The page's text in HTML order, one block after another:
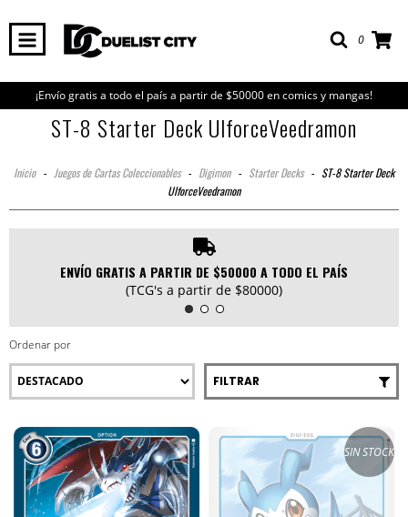
0
¡Envío gratis a todo el país a partir de $50000 en comics y mangas!
ST-8 Starter Deck UlforceVeedramon
Inicio - Juegos de Cartas Coleccionables - Digimon - Starter Decks - ST-8 Starter Deck
UlforceVeedramon
ENVÍO GRATIS A PARTIR DE $50000 A TODO EL PAÍS
(TCG's a partir de $80000)
Ordenar por
FILTRAR
SIN STOCK